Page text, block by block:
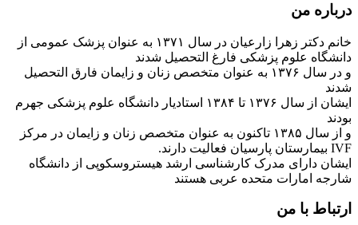
درباره من
خانم دکتر زهرا زارعیان در سال ۱۳۷۱ به عنوان پزشک عمومی از
دانشگاه علوم پزشکی فارغ التحصیل شدند
و در سال ۱۳۷۶ به عنوان متخصص زنان و زایمان فارق التحصیل
شدند
ایشان از سال ۱۳۷۶ تا ۱۳۸۴ استادیار دانشگاه علوم پزشکی جهرم
بودند
و از سال ۱۳۸۵ تاکنون به عنوان متخصص زنان و زایمان در مرکز
IVF بیمارستان پارسیان فعالیت دارند.
ایشان دارای مدرک کارشناسی ارشد هیستروسکوپی از دانشگاه
شارجه امارات متحده عربی هستند
ارتباط با من